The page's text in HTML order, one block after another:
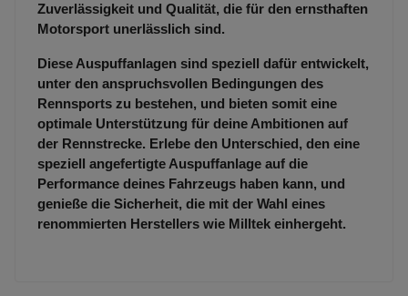
Zuverlässigkeit und Qualität, die für den ernsthaften
Motorsport unerlässlich sind.
Diese Auspuffanlagen sind speziell dafür entwickelt,
unter den anspruchsvollen Bedingungen des
Rennsports zu bestehen, und bieten somit eine
optimale Unterstützung für deine Ambitionen auf
der Rennstrecke. Erlebe den Unterschied, den eine
speziell angefertigte Auspuffanlage auf die
Performance deines Fahrzeugs haben kann, und
genieße die Sicherheit, die mit der Wahl eines
renommierten Herstellers wie Milltek einhergeht.